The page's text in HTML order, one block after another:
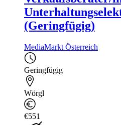
(Geringfügig)
MediaMarkt Österreich
Geringfügig
Wörgl
€551